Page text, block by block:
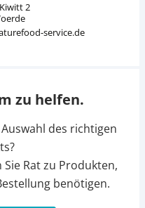
2
service.de
zu helfen.
des richtigen
Rat zu Produkten,
benötigen.